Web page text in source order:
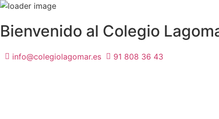
Bienvenido al Colegio
info@colegiolagomar.es 91 808 36 43